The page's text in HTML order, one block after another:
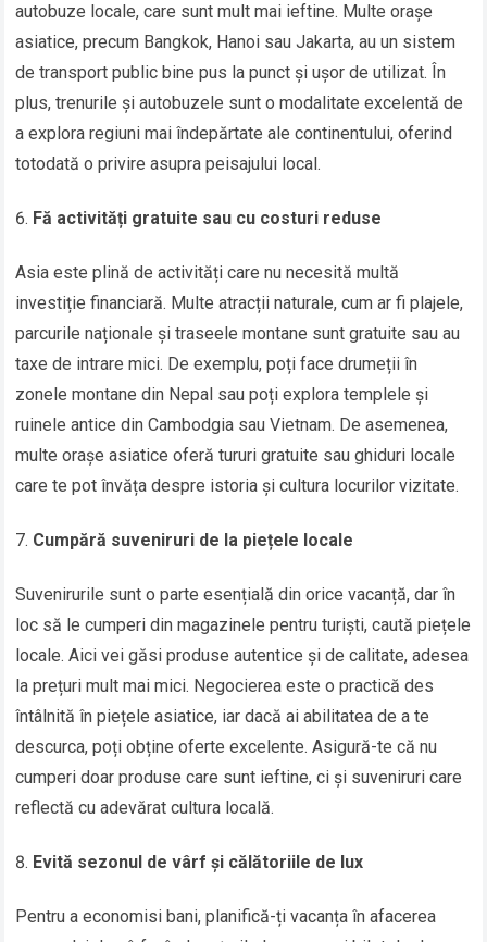
autobuze locale, care sunt mult mai ieftine. Multe orașe
asiatice, precum Bangkok, Hanoi sau Jakarta, au un sistem
de transport public bine pus la punct și ușor de utilizat. În
plus, trenurile și autobuzele sunt o modalitate excelentă de
a explora regiuni mai îndepărtate ale continentului, oferind
totodată o privire asupra peisajului local.
Fă activități gratuite sau cu costuri reduse
Asia este plină de activități care nu necesită multă
investiție financiară. Multe atracții naturale, cum ar fi plajele,
parcurile naționale și traseele montane sunt gratuite sau au
taxe de intrare mici. De exemplu, poți face drumeții în
zonele montane din Nepal sau poți explora templele și
ruinele antice din Cambodgia sau Vietnam. De asemenea,
multe orașe asiatice oferă tururi gratuite sau ghiduri locale
care te pot învăța despre istoria și cultura locurilor vizitate.
Cumpără suveniruri de la piețele locale
Suvenirurile sunt o parte esențială din orice vacanță, dar în
loc să le cumperi din magazinele pentru turiști, caută piețele
locale. Aici vei găsi produse autentice și de calitate, adesea
la prețuri mult mai mici. Negocierea este o practică des
întâlnită în piețele asiatice, iar dacă ai abilitatea de a te
descurca, poți obține oferte excelente. Asigură-te că nu
cumperi doar produse care sunt ieftine, ci și suveniruri care
reflectă cu adevărat cultura locală.
Evită sezonul de vârf și călătoriile de lux
Pentru a economisi bani, planifică-ți vacanța în afacerea